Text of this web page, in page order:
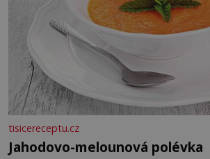
tisicereceptu.cz
Jahodovo-melounová polévka